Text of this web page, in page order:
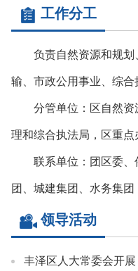
工作分工
负责自然资源和规
输、市政公用事业、综合
分管单位：区自然
理和综合执法局，区重点
联系单位：团区委
团、城建集团、水务集团
领导活动
丰泽区人大常委会开展 《泉州市市容